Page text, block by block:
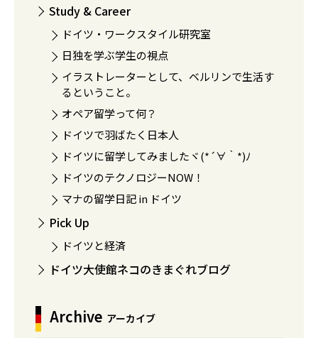
Study & Career
ドイツ・ワークスタイル研究室
日独を学ぶ学生の視点
イラストレーターとして、ベルリンで生活す
るということ。
オペア留学って何？
ドイツで羽ばたく日本人
ドイツに留学してみましたヾ(*´∀｀*)ﾉ
ドイツのテクノロジーNOW！
マナの留学日記 in ドイツ
Pick Up
ドイツと経済
ドイツ大使館ネコのきまぐれブログ
Archive アーカイブ